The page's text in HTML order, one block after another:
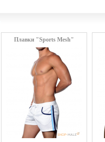
Плавки "Sports Mesh"